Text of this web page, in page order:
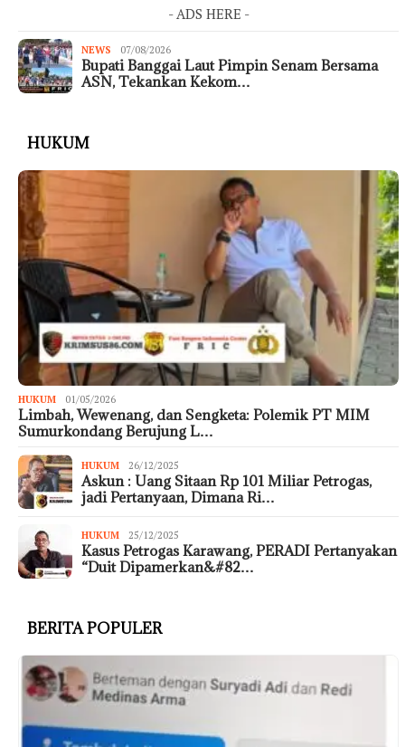
- ADS HERE -
NEWS 07/08/2026
Bupati Banggai Laut Pimpin Senam Bersama
ASN, Tekankan Kekom…
HUKUM
HUKUM 01/05/2026
Limbah, Wewenang, dan Sengketa: Polemik PT MIM
Sumurkondang Berujung L…
HUKUM 26/12/2025
Askun : Uang Sitaan Rp 101 Miliar Petrogas,
jadi Pertanyaan, Dimana Ri…
HUKUM 25/12/2025
Kasus Petrogas Karawang, PERADI Pertanyakan
“Duit Dipamerkan&#82…
BERITA POPULER